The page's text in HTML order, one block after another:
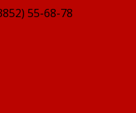
55-68-78